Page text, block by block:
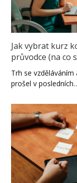
Jak vybrat kurz
průvodce (na co
Trh se
prošel v